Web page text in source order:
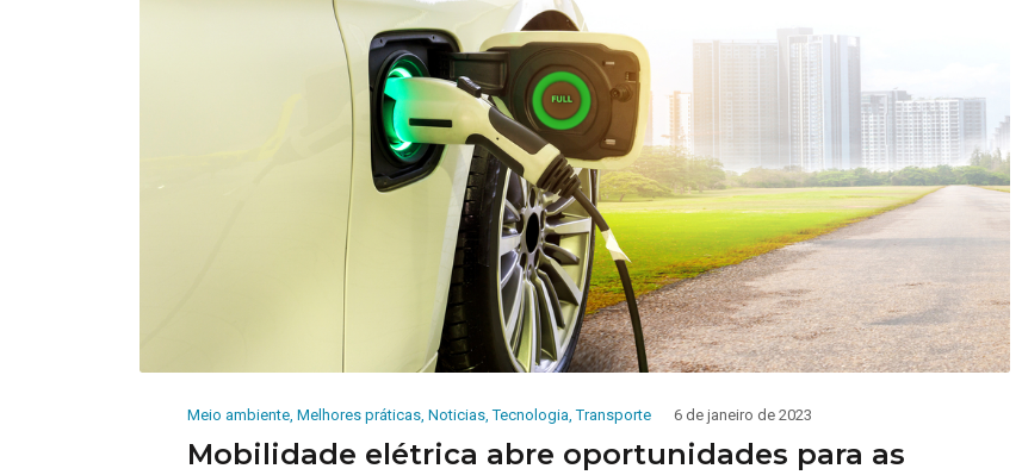
Meio ambiente, Melhores práticas, Noticias,Tecnologia,Transporte 6 de janeiro de 2023
Mobilidade elétrica abre oportunidades para as